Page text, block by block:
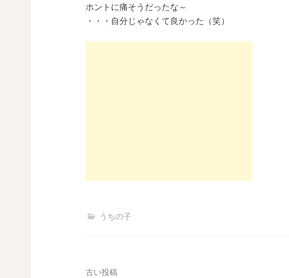
ホントに痛そうだったな～
・・・自分じゃなくて良かった（笑）
うちの子
古い投稿